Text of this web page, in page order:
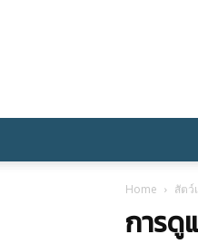
Home สัตว์
การดู